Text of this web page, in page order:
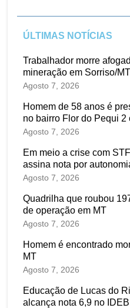
ÚLTIMAS NOTÍCIAS
Trabalhador morre
mineração em Sorriso/MT
Agosto 7, 2026
Homem de 58 anos é
no bairro Flor do Pequi 2
Agosto 7, 2026
Em meio a crise com
assina nota por
Agosto 7, 2026
Quadrilha que roubou
de operação em MT
Agosto 7, 2026
Homem é encontrado
MT
Agosto 7, 2026
Educação de Lucas do
alcança nota 6,9 no